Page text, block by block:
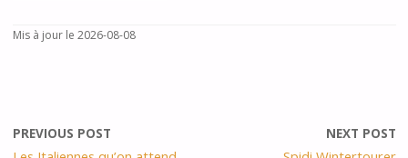
Mis à jour le 2026-08-08
PREVIOUS POST NEXT POST